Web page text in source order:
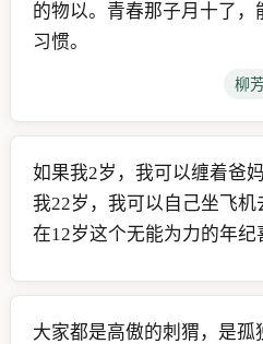
的物以。青春那子月十了
习惯。
柳
如果我2岁，我可以缠着爸
我22岁，我可以自己坐飞
在12岁这个无能为力的年纪
大家都是高傲的刺猬，是孤